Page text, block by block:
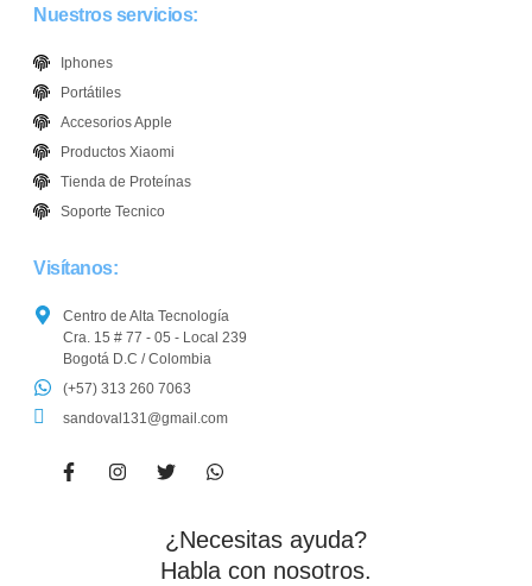
Nuestros servicios:
Iphones
Portátiles
Accesorios Apple
Productos Xiaomi
Tienda de Proteínas
Soporte Tecnico
Visítanos:
Centro de Alta Tecnología
Cra. 15 # 77 - 05 - Local 239
Bogotá D.C / Colombia
(+57) 313 260 7063
sandoval131@gmail.com
¿Necesitas ayuda?
Habla con nosotros.